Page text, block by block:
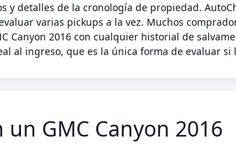
y detalles de la cronología de propiedad.
varias pickups a la vez. Muchos
Canyon 2016 con cualquier historial de
al ingreso, que es la única forma de evaluar
GMC Canyon 2016